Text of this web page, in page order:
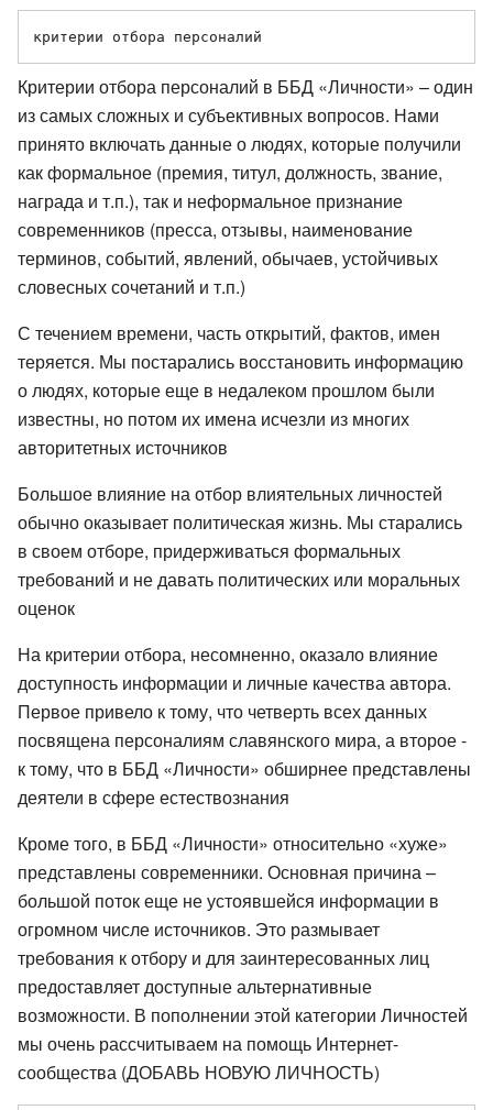
Критерии отбора персоналий в ББД «Личности» – один
из самых сложных и субъективных вопросов. Нами
принято включать данные о людях, которые получили
как формальное (премия, титул, должность, звание,
награда и т.п.), так и неформальное признание
современников (пресса, отзывы, наименование
терминов, событий, явлений, обычаев, устойчивых
словесных сочетаний и т.п.)
С течением времени, часть открытий, фактов, имен
теряется. Мы постарались восстановить информацию
о людях, которые еще в недалеком прошлом были
известны, но потом их имена исчезли из многих
авторитетных источников
Большое влияние на отбор влиятельных личностей
обычно оказывает политическая жизнь. Мы старались
в своем отборе, придерживаться формальных
требований и не давать политических или моральных
оценок
На критерии отбора, несомненно, оказало влияние
доступность информации и личные качества автора.
Первое привело к тому, что четверть всех данных
посвящена персоналиям славянского мира, а второе -
к тому, что в ББД «Личности» обширнее представлены
деятели в сфере естествознания
Кроме того, в ББД «Личности» относительно «хуже»
представлены современники. Основная причина –
большой поток еще не устоявшейся информации в
огромном числе источников. Это размывает
требования к отбору и для заинтересованных лиц
предоставляет доступные альтернативные
возможности. В пополнении этой категории Личностей
мы очень рассчитываем на помощь Интернет-
сообщества (ДОБАВЬ НОВУЮ ЛИЧНОСТЬ)